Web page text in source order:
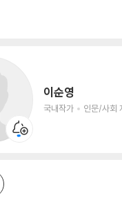
이순영
국내작가 인문/사회